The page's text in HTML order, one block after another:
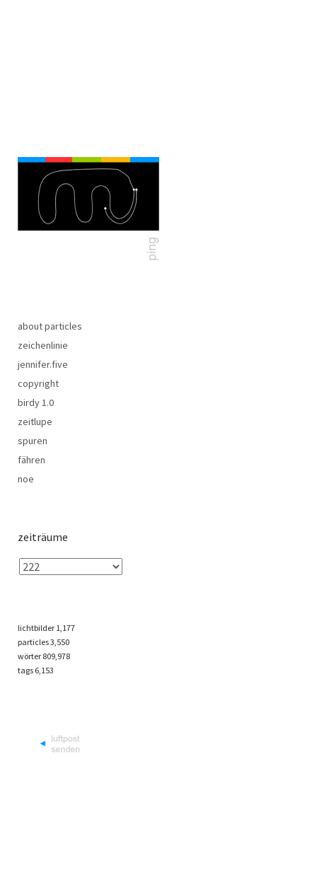
about particles
zeichenlinie
jennifer.five
copyright
birdy 1.0
zeitlupe
spuren
fähren
noe
zeiträume
lichtbilder 1,177
particles3,550
wörter 809,978
tags 6,153